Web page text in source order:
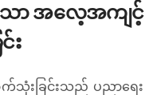
ော အလေ့အကျင့်
း
က်သုံးခြင်းသည် ပညာရေး